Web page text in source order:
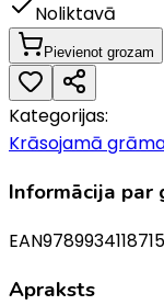
Noliktavā
Pievienot grozam
Kategorijas:
Krāsojamā
Informācija par
EAN9789934118715
Apraksts